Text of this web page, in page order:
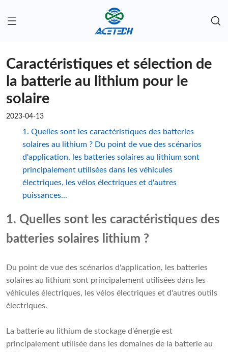
Caractéristiques et sélection de
la batterie au lithium pour le
solaire
2023-04-13
1. Quelles sont les caractéristiques des batteries
solaires au lithium ? Du point de vue des scénarios
d'application, les batteries solaires au lithium sont
principalement utilisées dans les véhicules
électriques, les vélos électriques et d'autres
puissances...
1. Quelles sont les caractéristiques des
batteries solaires lithium ?
Du point de vue des scénarios d'application, les batteries
solaires au lithium sont principalement utilisées dans les
véhicules électriques, les vélos électriques et d'autres outils
électriques.
La batterie au lithium de stockage d'énergie est
principalement utilisée dans les domaines de la batterie au